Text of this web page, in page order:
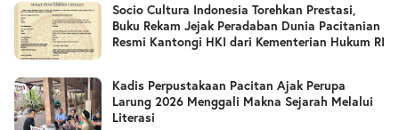
Socio Cultura Indonesia Torehkan Prestasi,
Buku Rekam Jejak Peradaban Dunia Pacitanian
Resmi Kantongi HKI dari Kementerian Hukum RI
Kadis Perpustakaan Pacitan Ajak Perupa
Larung 2026 Menggali Makna Sejarah Melalui
Literasi